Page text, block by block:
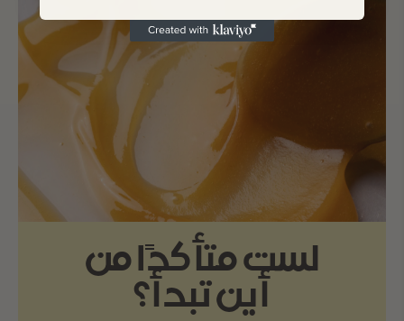
لست متأكدًا من
أين تبدأ؟